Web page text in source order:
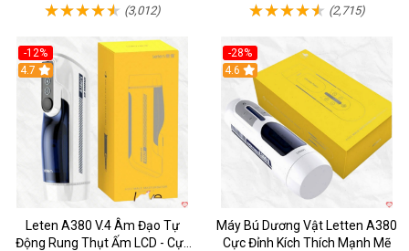
(3,012) (2,715)
-12%
Hot
4.7
Leten A380 V.4 Âm Đạo Tự
Động Rung Thụt Ấm LCD - Cực
-28%
Hot
4.6
Máy Bú Dương Vật Letten A380
Cực Đỉnh Kích Thích Mạnh Mẽ